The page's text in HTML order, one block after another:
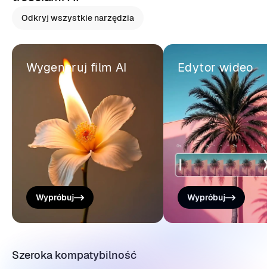
Odkryj wszystkie narzędzia
Wygeneruj film AI
Wypróbuj
Edytor wideo
Wypróbuj
Szeroka kompatybilność